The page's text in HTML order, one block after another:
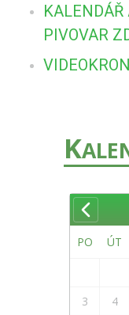
PIVOVAR
K
PO ÚT
3
4